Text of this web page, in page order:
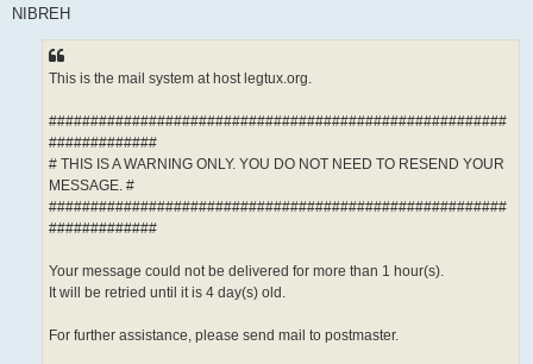
NIBREH
This is the mail system at host legtux.org.
#######################################################
#############
# THIS IS A WARNING ONLY. YOU DO NOT NEED TO RESEND YOUR
MESSAGE. #
#######################################################
#############
Your message could not be delivered for more than 1 hour(s).
It will be retried until it is 4 day(s) old.
For further assistance, please send mail to postmaster.